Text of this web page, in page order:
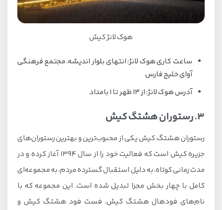
هوک لانژ کیش
ساعت کاری هوک لانژ: انتهای بلوار اندیشه، مجتمع فرهنگی
آوای خلیج فارس
آدرس هوک لانژ: از 13 ظهر تا 1 بامداد
3. رستوران هشتگ کیش
رستوران هشتگ کیش یکی از محبوب‌ترین و بهترین رستوران‌های
جزیره کیش است که فعالیت خود را از سال 1394 آغاز کرده و در
مدت زمانی کوتاه، به دلیل استقبال گسترده مردم، به مجموعه‌ای
کامل با چهار بخش مجزا تبدیل شده است. این مجموعه که با
نام‌های فودهال هشتگ کیش، فست فود هشتگ کیش و